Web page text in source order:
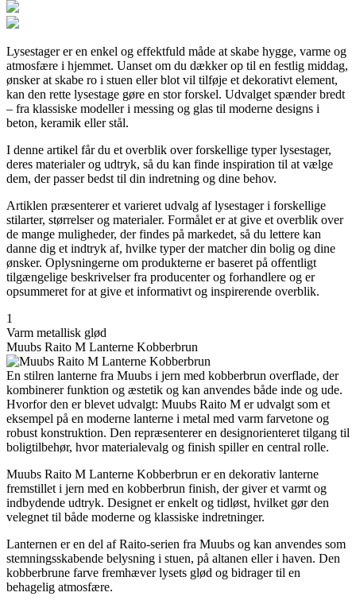
Lysestager er en enkel og effektfuld måde at skabe hygge, varme og
atmosfære i hjemmet. Uanset om du dækker op til en festlig middag,
ønsker at skabe ro i stuen eller blot vil tilføje et dekorativt element,
kan den rette lysestage gøre en stor forskel. Udvalget spænder bredt
– fra klassiske modeller i messing og glas til moderne designs i
beton, keramik eller stål.
I denne artikel får du et overblik over forskellige typer lysestager,
deres materialer og udtryk, så du kan finde inspiration til at vælge
dem, der passer bedst til din indretning og dine behov.
Artiklen præsenterer et varieret udvalg af lysestager i forskellige
stilarter, størrelser og materialer. Formålet er at give et overblik over
de mange muligheder, der findes på markedet, så du lettere kan
danne dig et indtryk af, hvilke typer der matcher din bolig og dine
ønsker. Oplysningerne om produkterne er baseret på offentligt
tilgængelige beskrivelser fra producenter og forhandlere og er
opsummeret for at give et informativt og inspirerende overblik.
1
Varm metallisk glød
Muubs Raito M Lanterne Kobberbrun
En stilren lanterne fra Muubs i jern med kobberbrun overflade, der
kombinerer funktion og æstetik og kan anvendes både inde og ude.
Hvorfor den er blevet udvalgt: Muubs Raito M er udvalgt som et
eksempel på en moderne lanterne i metal med varm farvetone og
robust konstruktion. Den repræsenterer en designorienteret tilgang til
boligtilbehør, hvor materialevalg og finish spiller en central rolle.
Muubs Raito M Lanterne Kobberbrun er en dekorativ lanterne
fremstillet i jern med en kobberbrun finish, der giver et varmt og
indbydende udtryk. Designet er enkelt og tidløst, hvilket gør den
velegnet til både moderne og klassiske indretninger.
Lanternen er en del af Raito-serien fra Muubs og kan anvendes som
stemningsskabende belysning i stuen, på altanen eller i haven. Den
kobberbrune farve fremhæver lysets glød og bidrager til en
behagelig atmosfære.